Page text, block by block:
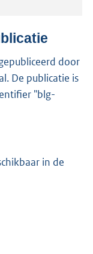
door
De publicatie is
"blg-
in de